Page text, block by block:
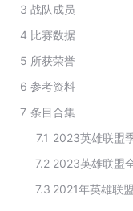
3 战队成员
4 比赛数据
5 所获荣誉
6 参考资料
7 条目合集
7.1
7.2
7.3